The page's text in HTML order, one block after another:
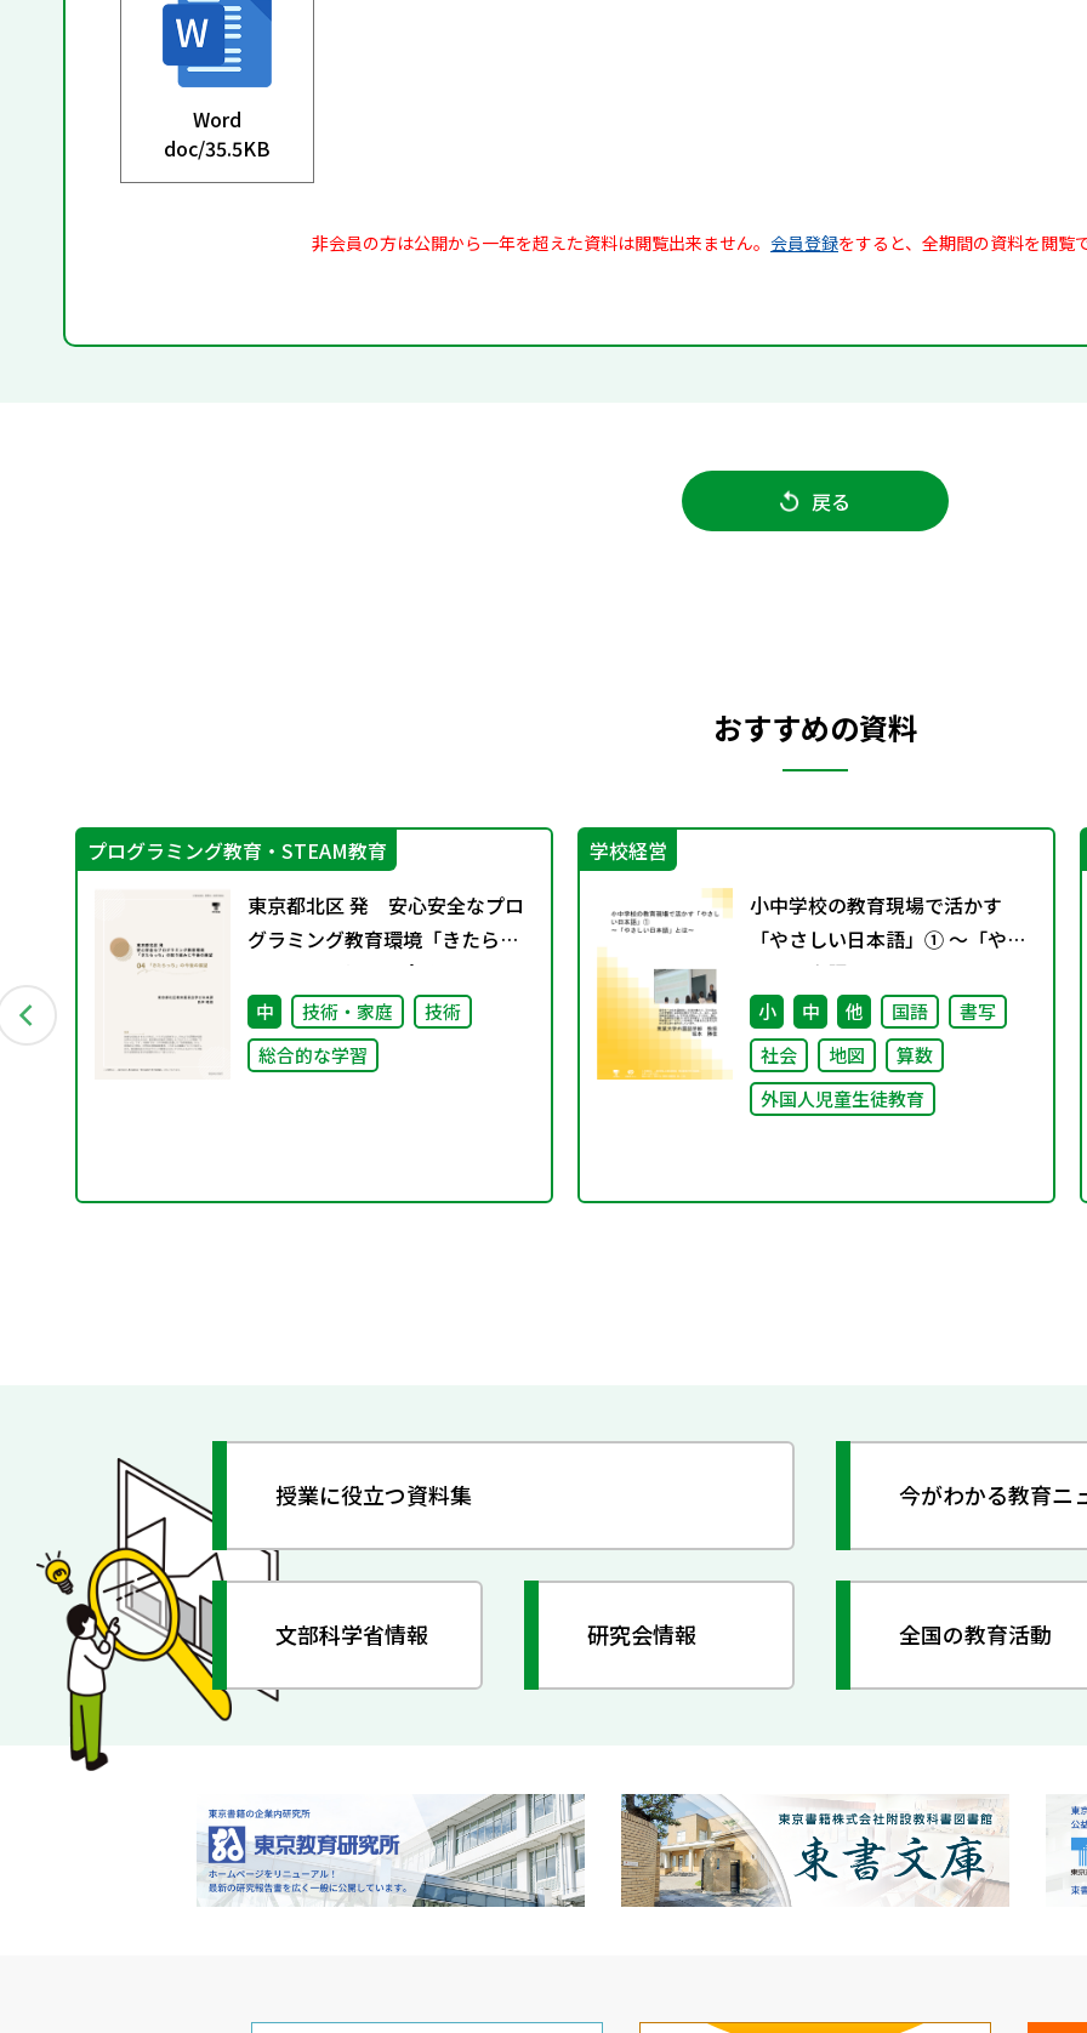
Word
doc/35.5KB
非会員の方は公開から一年を超えた資料は閲覧出来ません。 会員登録をすると、全期間の資料を閲覧
戻る
おすすめの資料
プログラミング教育・STEAM教育
東京都北区 発 安心安全なプロ
グラミング教育環境「きたらっ
ち」の取り組みと今後の展
望 04 「きたらっち」の今
後の展望
中 技術・家庭
技術
総合的な学習
学校経営
小中学校の教育現場で活かす
「やさしい日本語」① ～「やさ
しい日本語」とは～
小 中 他 国語
書写
社会
地図
算数
外国人児童生徒教育
授業に役立つ資料集 今がわかる教育ニ
文部科学省情報 研究会情報 全国の教育活動